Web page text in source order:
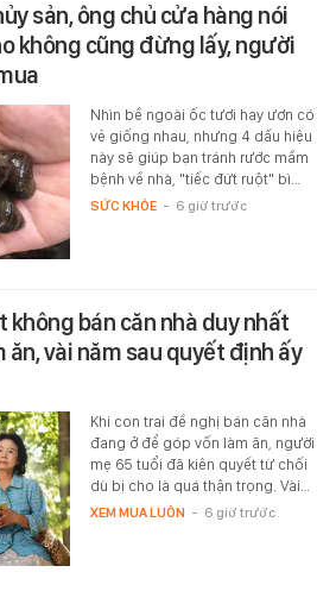
sản, ông chủ cửa hàng nói
không cũng đừng lấy, người
Nhìn bề ngoài ốc tươi hay ươn có
vẻ giống nhau, nhưng 4 dấu hiệu
này sẽ giúp bạn tránh rước mầm
bệnh về nhà, "tiếc đứt ruột" bì…
SỨC KHỎE - 6 giờ trước
bán căn nhà duy nhất
ăn, vài năm sau quyết định ấy
Khi con trai đề nghị bán căn nhà
đang ở để góp vốn làm ăn, người
mẹ 65 tuổi đã kiên quyết từ chối
dù bị cho là quá thận trọng. Vài…
XEM MUA LUÔN - 6 giờ trước